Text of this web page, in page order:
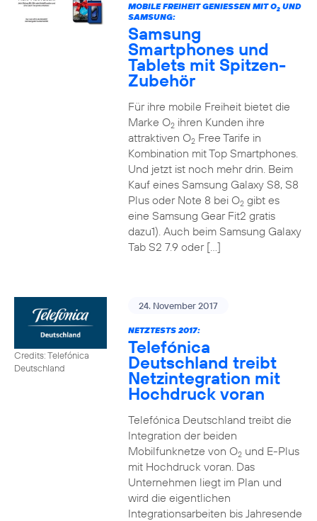
MOBILE FREIHEIT GENIESSEN MIT O 2UND
SAMSUNG:
Samsung
Smartphones und
Tablets mit Spitzen-
Zubehör
Für ihre mobile Freiheit bietet die
Marke O2ihren Kunden ihre
attraktiven O2Free Tarife in
Kombination mit Top Smartphones.
Und jetzt ist noch mehr drin. Beim
Kauf eines Samsung Galaxy S8, S8
Plus oder Note 8 bei O2gibt es
eine Samsung Gear Fit2 gratis
dazu1). Auch beim Samsung Galaxy
Tab S2 7.9 oder […]
Credits: Telefónica
Deutschland
24. November 2017
NETZTESTS 2017:
Telefónica
Deutschland treibt
Netzintegration mit
Hochdruck voran
Telefónica Deutschland treibt die
Integration der beiden
Mobilfunknetze von O2und E-Plus
mit Hochdruck voran. Das
Unternehmen liegt im Plan und
wird die eigentlichen
Integrationsarbeiten bis Jahresende